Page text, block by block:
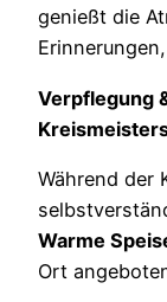
genießt die
Verpflegung
Während der
Warme
Ort